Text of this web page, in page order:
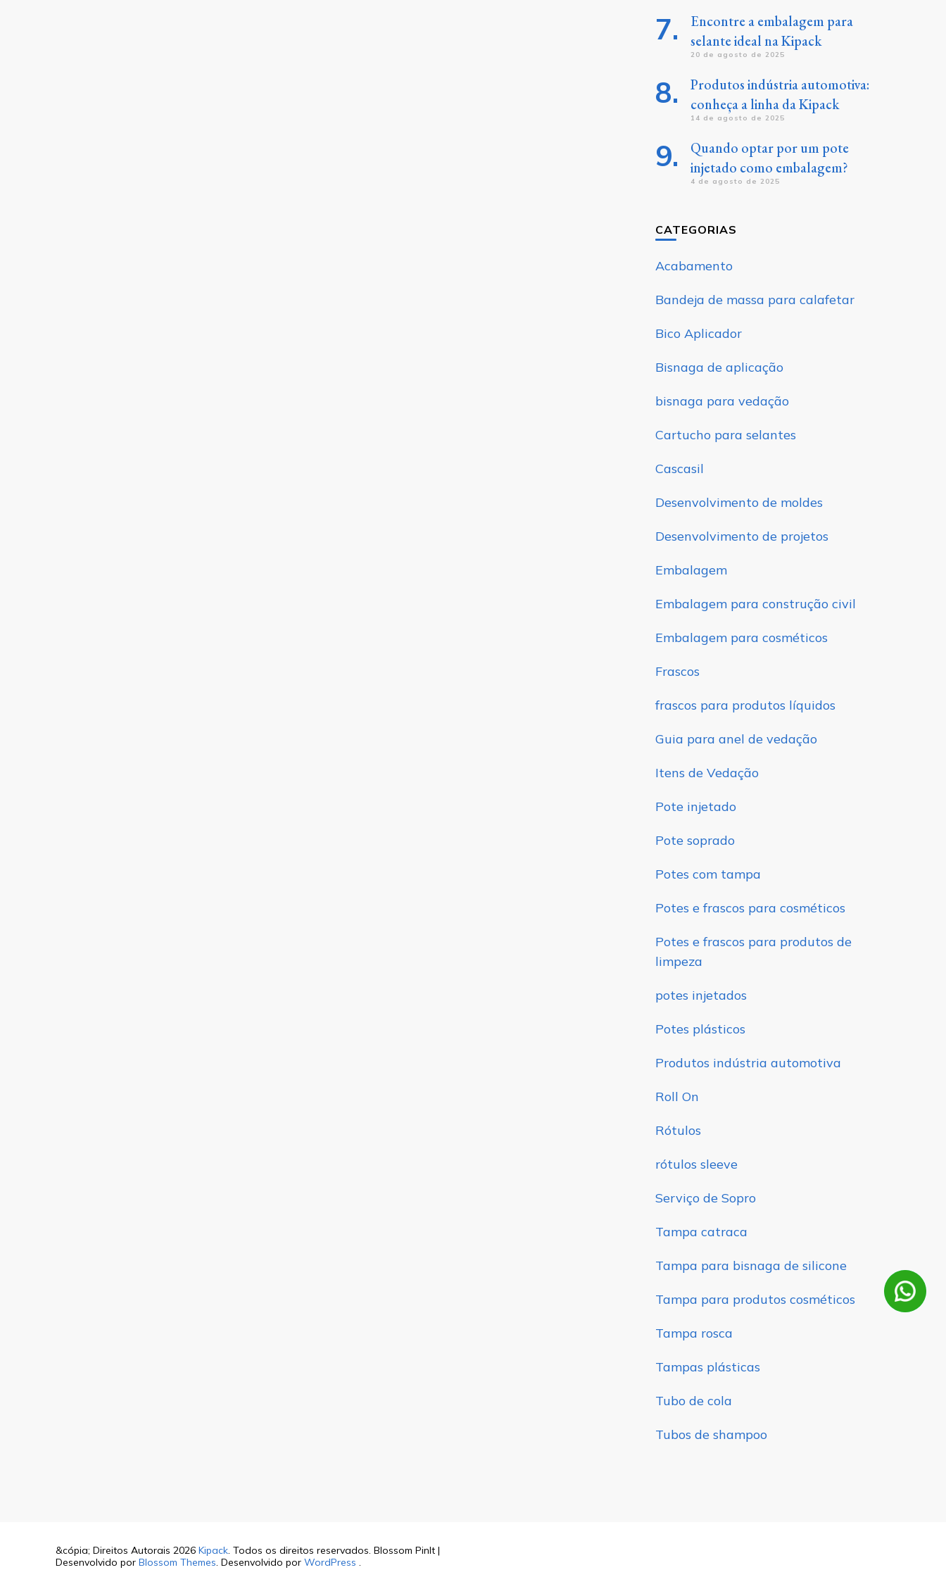
Encontre a embalagem para
selante ideal na Kipack
20 de agosto de 2025
Produtos indústria automotiva:
conheça a linha da Kipack
14 de agosto de 2025
Quando optar por um pote
injetado como embalagem?
4 de agosto de 2025
CATEGORIAS
Acabamento
Bandeja de massa para calafetar
Bico Aplicador
Bisnaga de aplicação
bisnaga para vedação
Cartucho para selantes
Cascasil
Desenvolvimento de moldes
Desenvolvimento de projetos
Embalagem
Embalagem para construção civil
Embalagem para cosméticos
Frascos
frascos para produtos líquidos
Guia para anel de vedação
Itens de Vedação
Pote injetado
Pote soprado
Potes com tampa
Potes e frascos para cosméticos
Potes e frascos para produtos de
limpeza
potes injetados
Potes plásticos
Produtos indústria automotiva
Roll On
Rótulos
rótulos sleeve
Serviço de Sopro
Tampa catraca
Tampa para bisnaga de silicone
Tampa para produtos cosméticos
Tampa rosca
Tampas plásticas
Tubo de cola
Tubos de shampoo
&cópia; Direitos Autorais 2026 Kipack. Todos os direitos reservados. Blossom PinIt |
Desenvolvido por Blossom Themes. Desenvolvido por WordPress .